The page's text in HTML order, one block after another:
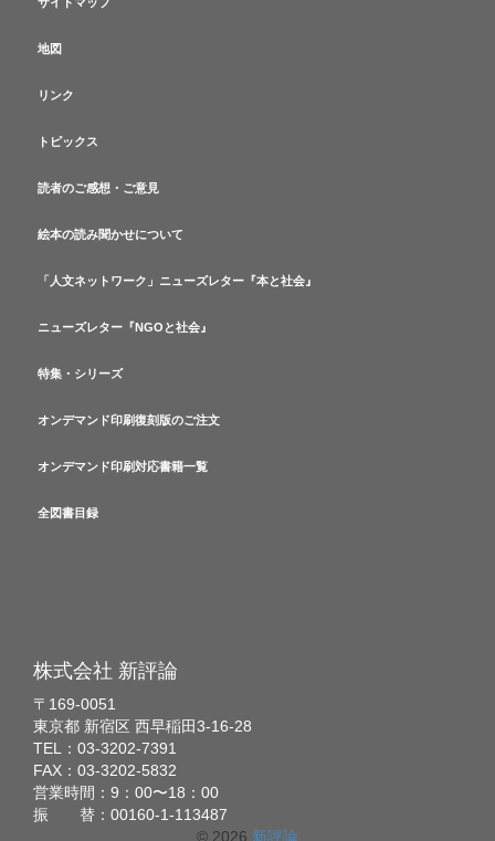
地図
リンク
トピックス
読者のご感想・ご意見
絵本の読み聞かせについて
「人文ネットワーク」ニューズレター『本と社会』
ニューズレター『NGOと社会』
特集・シリーズ
オンデマンド印刷復刻版のご注文
オンデマンド印刷対応書籍一覧
全図書目録
株式会社 新評論
〒169-0051
東京都 新宿区 西早稲田3-16-28
TEL：03-3202-7391
FAX：03-3202-5832
営業時間：9：00〜18：00
振 替：00160-1-113487
© 2026 新評論